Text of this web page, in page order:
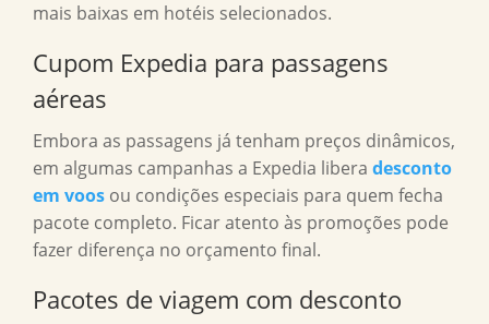
mais baixas em hotéis selecionados.
Cupom Expedia para passagens
aéreas
Embora as passagens já tenham preços dinâmicos,
em algumas campanhas a Expedia libera desconto
em voos ou condições especiais para quem fecha
pacote completo. Ficar atento às promoções pode
fazer diferença no orçamento final.
Pacotes de viagem com desconto